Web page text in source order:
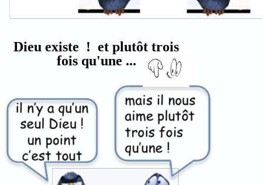
Dieu existe ! et plutôt trois
fois qu'une ...